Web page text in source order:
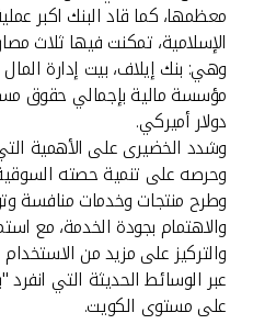
معظمها، كما قاد البنك اكبر
الإسلامية، تمكنت فيها ثلاث
دولار أميركي.
وشدد الخضيرى على الأهمية
وحرصه على تنمية حصته
وطرح منتجات وخدمات منافسة
والاهتمام بجودة الخدمة، مع
والتركيز على مزيد من
عبر الوسائط الحديثة التي
على مستوى الكويت.